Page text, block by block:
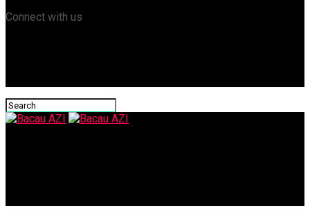
Connect with us